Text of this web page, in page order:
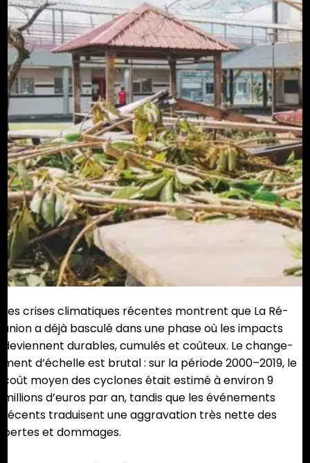
Les crises climatiques récentes montrent que La Ré-
union a déjà basculé dans une phase où les impacts
deviennent durables, cumulés et coûteux. Le change-
ment d’échelle est brutal : sur la période 2000–2019, le
coût moyen des cyclones était estimé à environ 9
millions d’euros par an, tandis que les événements
récents traduisent une aggravation très nette des
pertes et dommages.